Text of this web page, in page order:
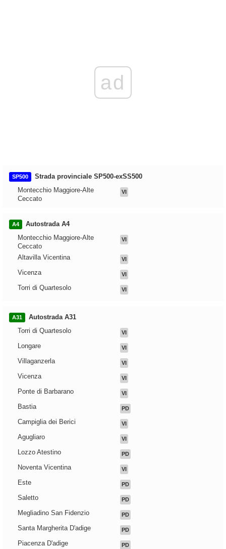
ad
SP500
Strada provinciale SP500-exSS500
Montecchio Maggiore-Alte
Ceccato
VI
A4
Autostrada A4
Montecchio Maggiore-Alte
Ceccato
VI
Altavilla Vicentina VI
Vicenza VI
Torri di Quartesolo VI
A31
Autostrada A31
Torri di Quartesolo
VI
Longare VI
Villaganzerla VI
Vicenza VI
Ponte di Barbarano VI
Bastia PD
Campiglia dei Berici VI
Agugliaro VI
Lozzo Atestino PD
Noventa Vicentina VI
Este PD
Saletto PD
Megliadino San Fidenzio PD
Santa Margherita D'adige PD
Piacenza D'adige PD